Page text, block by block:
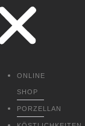
ONLINE
SHOP
PORZELLAN